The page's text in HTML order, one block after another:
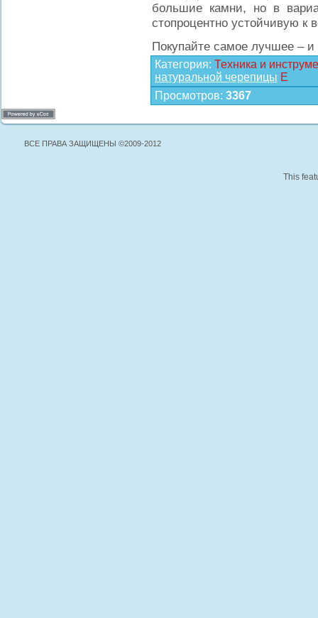
большие камни, но в
стопроцентно устойчивую к
Покупайте самое лучшее – и
Категория: Техника и
натуральной черепицы E
Просмотров: 3367
ВСЕ ПРАВА ЗАЩИЩЕНЫ ©2009-2012
This